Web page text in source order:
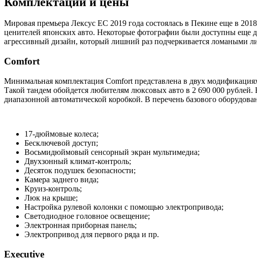
Мировая премьера Лексус ЕС 2019 года состоялась в Пекине еще в
ценителей японских авто. Некоторые фотографии были доступны еще
агрессивный дизайн, который лишний раз подчеркивается ломаными
Comfort
Минимальная комплектация Comfort представлена в двух
Такой тандем обойдется любителям люксовых авто в 2 690 000
диапазонной автоматической коробкой. В перечень базового
17-дюймовые колеса;
Бесключевой доступ;
Восьмидюймовый сенсорный экран мультимедиа;
Двухзонный климат-контроль;
Десяток подушек безопасности;
Камера заднего вида;
Круиз-контроль;
Люк на крыше;
Настройка рулевой колонки с помощью электропривода;
Светодиодное головное освещение;
Электронная приборная панель;
Электропривод для первого ряда и пр.
Executive